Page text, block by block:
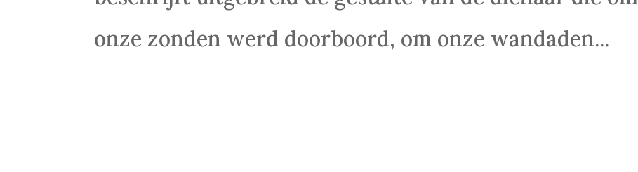
onze zonden werd doorboord, om onze wandaden...